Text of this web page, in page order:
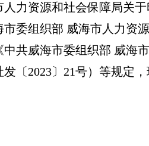
资源和社会保障局关于
市委组织部 威海市人力
共威海市委组织部 威
〔2023〕21号）等规定